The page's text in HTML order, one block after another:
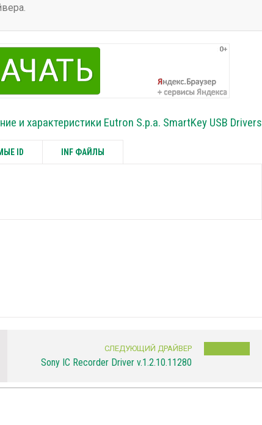
и характеристики Eutron S.p.a. SmartKey USB Drivers
ID INF ФАЙЛЫ
СЛЕДУЮЩИЙ ДРАЙВЕР
Sony IC Recorder Driver v.1.2.10.11280